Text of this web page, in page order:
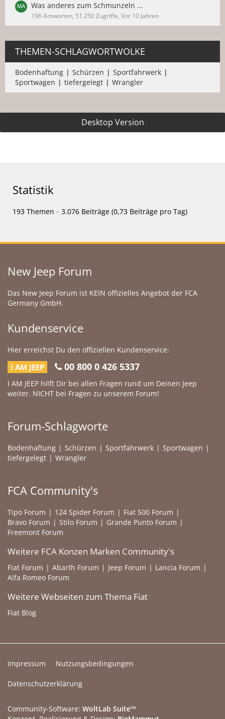
Was anderes zum Schmunzeln ...
196 Antworten, 51.250 Zugriffe, Vor 10 Jahren
THEMEN-SCHLAGWORTWOLKE
Bodenhaftung Schürzen
Sportfahrwerk
Sportwagen
tiefergelegt Wrangler
Desktop Version
Statistik
193 Themen 3.076 Beiträge (0,73 Beiträge pro Tag)
New Jeep Forum
Das New Jeep Forum ist KEIN offizielles Angebot der FCA
Germany GmbH.
Kundenservice
Hier erreichst Du den offiziellen Kundenservice:
I AM JEEP 00 800 0 426 5337
I AM JEEP hilft Dir bei allen Fragen rund um Deinen Jeep
weiter. NICHT bei Fragen zu unserem Forum!
Forum-Schlagworte
Bodenhaftung Schürzen Sportfahrwerk
Sportwagen
tiefergelegt
Wrangler
FCA Community's
Tipo Forum 124 Spider Forum
Fiat 500 Forum
Bravo Forum
Stilo Forum
Grande Punto Forum
Freemont Forum
Weitere FCA Konzen Marken Community's
Fiat Forum Abarth Forum Jeep Forum
Lancia Forum
Alfa Romeo Forum
Weitere Webseiten zum Thema Fiat
Fiat Blog
Impressum Nutzungsbedingungen
Datenschutzerklärung
Community-Software: WoltLab Suite™